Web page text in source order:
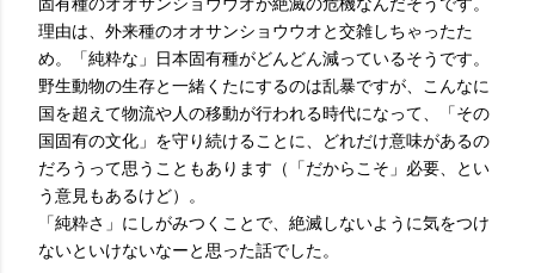
理由は、外来種のオオサンショウウオと交雑しちゃったた
め。「純粋な」日本固有種がどんどん減っているそうです。
野生動物の生存と一緒くたにするのは乱暴ですが、こんなに
国を超えて物流や人の移動が行われる時代になって、「その
国固有の文化」を守り続けることに、どれだけ意味があるの
だろうって思うこともあります（「だからこそ」必要、とい
う意見もあるけど）。
「純粋さ」にしがみつくことで、絶滅しないように気をつけ
ないといけないなーと思った話でした。